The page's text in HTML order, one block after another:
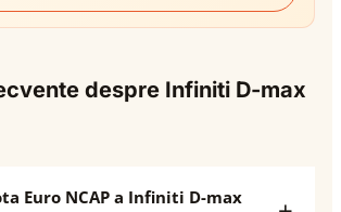
despre Infiniti D-max
Euro NCAP a Infiniti D-max